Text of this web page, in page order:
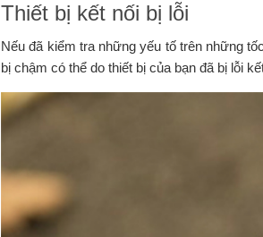
Thiết bị kết nối bị lỗi
Nếu đã kiểm tra những yếu tố trên những
bị chậm có thể do thiết bị của bạn đã bị lỗi